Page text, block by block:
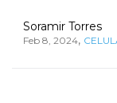
Soramir Torres
Feb 8, 2024,